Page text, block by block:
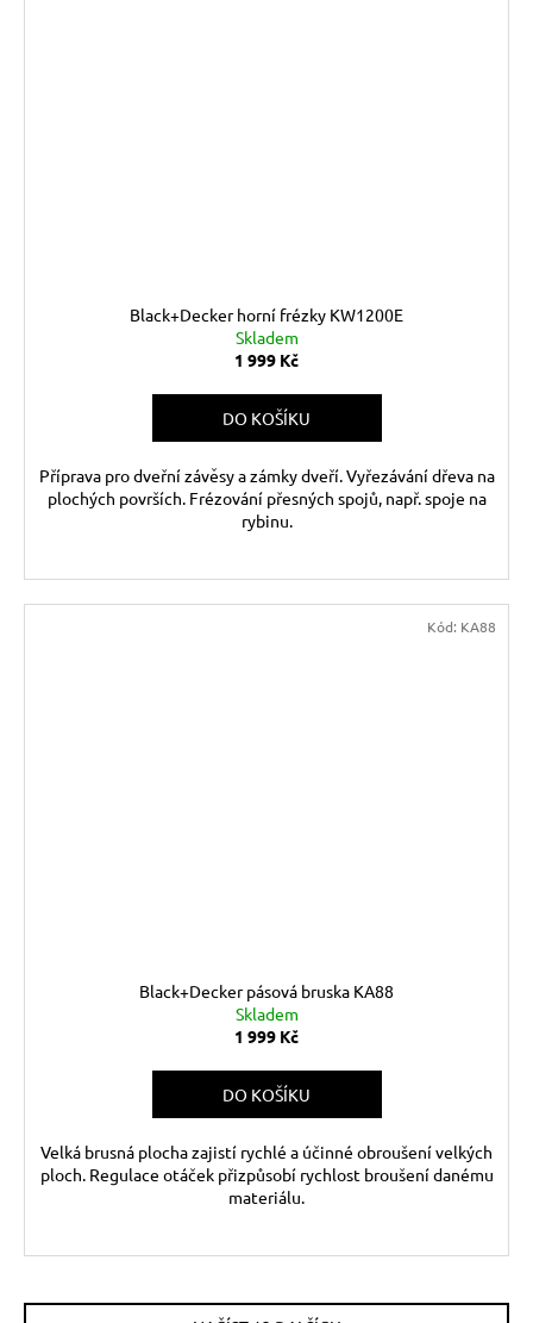
Black+Decker horní frézky KW1200E
Skladem
1 999 Kč
DO KOŠÍKU
Příprava pro dveřní závěsy a zámky dveří. Vyřezávání dřeva na
plochých površích. Frézování přesných spojů, např. spoje na
rybinu.
Black+Decker pásová bruska KA88
Skladem
1 999 Kč
DO KOŠÍKU
Velká brusná plocha zajistí rychlé a účinné obroušení velkých
ploch. Regulace otáček přizpůsobí rychlost broušení danému
materiálu.
Kód: KA88